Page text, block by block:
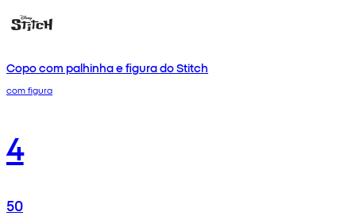
Copo com palhinha e figura do Stitch
com figura
4
50